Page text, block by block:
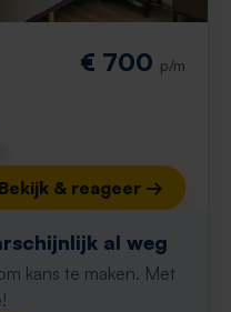
€ 700 p/m
Bekijk & reageer →
al weg
kans te maken. Met